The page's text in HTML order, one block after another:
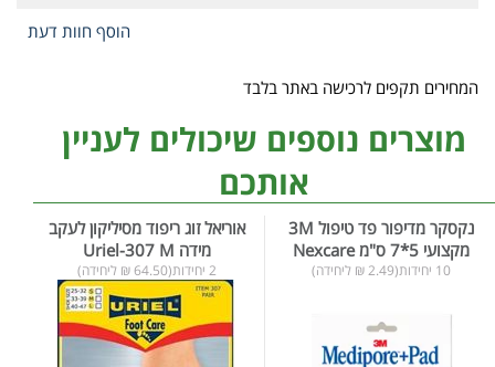
הוסף חוות דעת
המחירים תקפים לרכישה באתר בלבד
מוצרים נוספים שיכולים לעניין
אותכם
נקסקר מדיפור פד טיפול 3M
מקצועי 5*7 ס"מ Nexcare
10 יחידות(2.49 ₪ ליחידה)
אוריאל זוג ריפוד מסיליקון לעקב
מידה Uriel-307 M
2 יחידות(64.50 ₪ ליחידה)